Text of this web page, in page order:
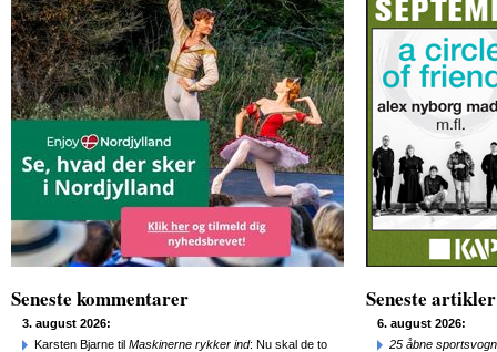
Seneste kommentarer
3. august 2026:
Karsten Bjarne til Maskinerne rykker ind: Nu skal de to
Seneste artikler
6. august 2026:
25 åbne